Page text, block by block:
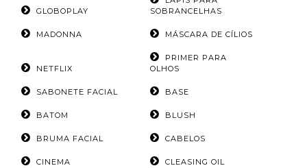
GLOBOPLAY
SOBRANCELHAS
MADONNA MÁSCARA DE CÍLIOS
NETFLIX
PRIMER PARA
OLHOS
SABONETE FACIAL BASE
BATOM BLUSH
BRUMA FACIAL CABELOS
CINEMA CLEASING OIL